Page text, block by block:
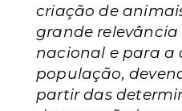
criação de
grande
nacional e para
população,
partir das